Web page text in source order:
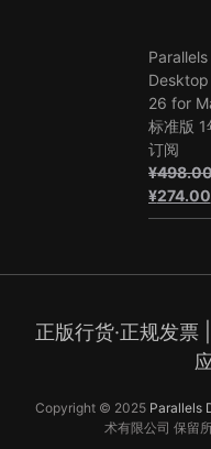
Parallels
Desktop
26 for
标准版 1
订阅
¥
原
价
¥274.00
正版行货·正规发票
Copyright © 2025 Parallels
术有限公司 保留